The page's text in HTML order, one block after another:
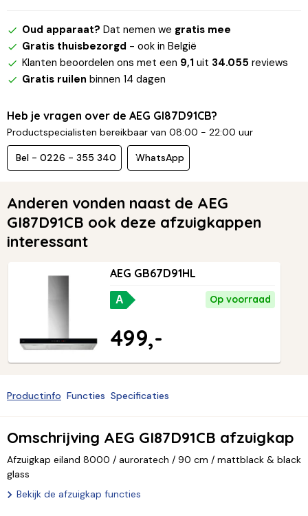
Oud apparaat? Dat nemen we gratis mee
Gratis thuisbezorgd - ook in België
Klanten beoordelen ons met een 9,1 uit 34.055 reviews
Gratis ruilen binnen 14 dagen
Heb je vragen over de AEG GI87D91CB?
Productspecialisten bereikbaar van 08:00 - 22:00 uur
Bel - 0226 - 355 340 WhatsApp
Anderen vonden naast de AEG
GI87D91CB ook deze afzuigkappen
interessant
AEG GB67D91HL
A Op voorraad
499,-
Productinfo Functies Specificaties
Omschrijving AEG GI87D91CB afzuigkap
Afzuigkap eiland 8000 / auroratech / 90 cm / mattblack & black
glass
Bekijk de afzuigkap functies